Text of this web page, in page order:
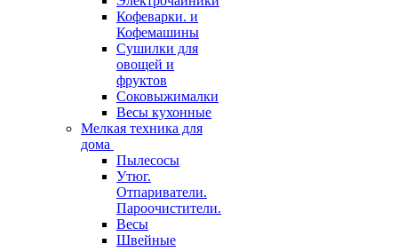
Кофеварки. и
Кофемашины
Сушилки для
овощей и
фруктов
Соковыжималки
Весы кухонные
Мелкая техника для
дома
Пылесосы
Утюг.
Отпариватели.
Пароочистители.
Весы
Швейные